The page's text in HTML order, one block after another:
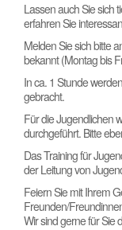
Lassen auch Sie sich
erfahren Sie
Melden Sie sich bitte
bekannt (Montag bis
In ca. 1 Stunde
gebracht.
Für die Jugendlichen
durchgeführt. Bitte
Das Training für
der Leitung von
Feiern Sie mit Ihrem
Freunden/
Wir sind gerne für Sie